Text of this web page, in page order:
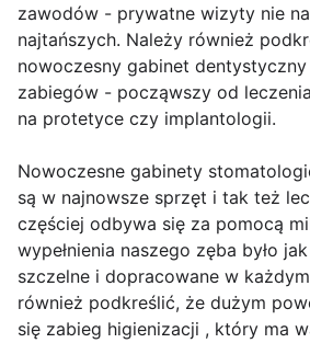
zawodów - prywatne wizyty nie
najtańszych. Należy również
nowoczesny gabinet
zabiegów - począwszy od
na protetyce czy implantologii.
Nowoczesne gabinety
są w najnowsze sprzęt i tak też
częściej odbywa się za pomocą
wypełnienia naszego zęba było
szczelne i dopracowane w
również podkreślić, że dużym
się zabieg higienizacji , który ma